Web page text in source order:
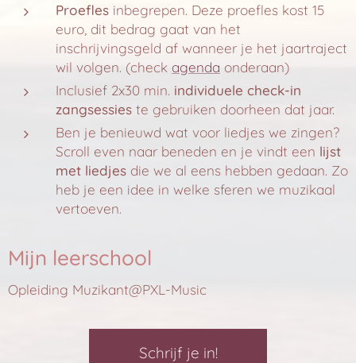
Proefles inbegrepen. Deze proefles kost 15
euro, dit bedrag gaat van het
inschrijvingsgeld af wanneer je het jaartraject
wil volgen. (check agenda onderaan)
Inclusief 2x30 min. individuele check-in
zangsessies te gebruiken doorheen dat jaar.
Ben je benieuwd wat voor liedjes we zingen?
Scroll even naar beneden en je vindt een lijst
met liedjes die we al eens hebben gedaan. Zo
heb je een idee in welke sferen we muzikaal
vertoeven.
Mijn leerschool
Opleiding Muzikant@PXL-Music
Schrijf je in!